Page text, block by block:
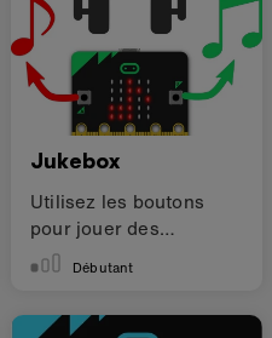
Jukebox
Utilisez les boutons
pour jouer des
musiques différentes
Débutant